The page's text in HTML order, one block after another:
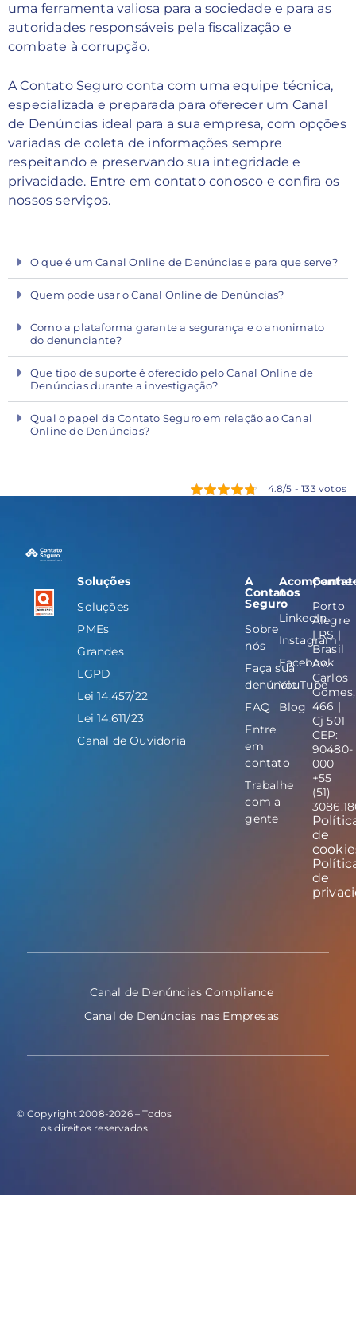
uma ferramenta valiosa para a sociedade e para as
autoridades responsáveis pela fiscalização e
combate à corrupção.
A Contato Seguro conta com uma equipe técnica,
especializada e preparada para oferecer um Canal
de Denúncias ideal para a sua empresa, com opções
variadas de coleta de informações sempre
respeitando e preservando sua integridade e
privacidade. Entre em contato conosco e confira os
nossos serviços.
O que é um Canal Online de Denúncias e para que serve?
Quem pode usar o Canal Online de Denúncias?
Como a plataforma garante a segurança e o anonimato
do denunciante?
Que tipo de suporte é oferecido pelo Canal Online de
Denúncias durante a investigação?
Qual o papel da Contato Seguro em relação ao Canal
Online de Denúncias?
4.8/5 - 133 votos
Soluções
Soluções
PMEs
Grandes
LGPD
Lei 14.457/22
Lei 14.611/23
Canal de Ouvidoria
A
Contato
Seguro
Sobre
nós
Faça sua
denúncia
FAQ
Entre
em
contato
Trabalhe
com a
gente
Acompanhe-
nos
LinkedIn
Instagram
Facebook
YouTube
Blog
Porto
Alegre
| RS |
Brasil
Av.
Carlos
Gomes,
466 |
Cj 501
CEP:
90480-
000
+55
(51)
de
de
Canal de Denúncias Compliance
Canal de Denúncias nas Empresas
© Copyright 2008-2026 – Todos
os direitos reservados